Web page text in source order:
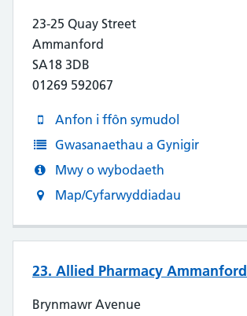
23-25 Quay Street
Ammanford
SA18 3DB
01269 592067
Anfon i ffôn symudol
Gwasanaethau a Gynigir
Mwy o wybodaeth
Map/Cyfarwyddiadau
23. Allied Pharmacy Ammanford
Brynmawr Avenue